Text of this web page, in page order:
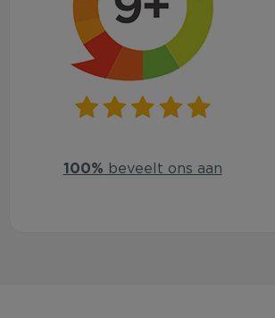
100% beveelt ons aan